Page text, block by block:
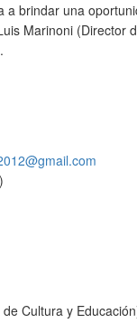
brindar una
Marinoni
Cultura y